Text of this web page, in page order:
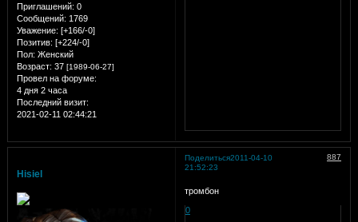
Приглашений: 0
Сообщений: 1769
Уважение: [+166/-0]
Позитив: [+224/-0]
Пол: Женский
Возраст: 37 [1989-06-27]
Провел на форуме:
4 дня 2 часа
Последний визит:
2021-02-11 02:44:21
Поделиться 887
2011-04-10
21:52:23
Hisiel
тромбон
0